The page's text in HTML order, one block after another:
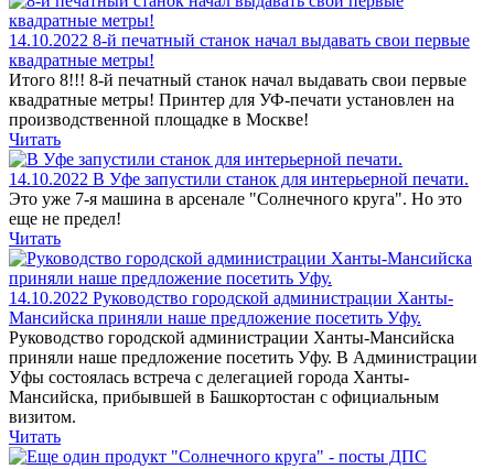
14.10.2022 8-й печатный станок начал выдавать свои первые
квадратные метры!
Итого 8!!! 8-й печатный станок начал выдавать свои первые
квадратные метры! Принтер для УФ-печати установлен на
производственной площадке в Москве!
Читать
14.10.2022 В Уфе запустили станок для интерьерной печати.
Это уже 7-я машина в арсенале "Солнечного круга". Но это
еще не предел!
Читать
14.10.2022 Руководство городской администрации Ханты-
Мансийска приняли наше предложение посетить Уфу.
Руководство городской администрации Ханты-Мансийска
приняли наше предложение посетить Уфу. В Администрации
Уфы состоялась встреча с делегацией города Ханты-
Мансийска, прибывшей в Башкортостан с официальным
визитом.
Читать